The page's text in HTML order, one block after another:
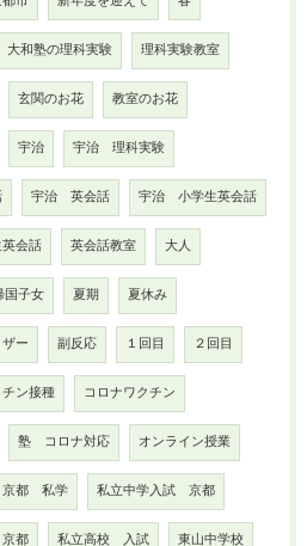
大和塾の理科実験 理科実験教室
玄関のお花 教室のお花
宇治 宇治 理科実験
宇治 英会話 宇治 小学生英会話
会話 英会話教室 大人
国子女 夏期 夏休み
ー 副反応 １回目 ２回目
ン接種 コロナワクチン
塾 コロナ対応 オンライン授業
京都 私学 私立中学入試 京都
都 私立高校 入試 東山中学校